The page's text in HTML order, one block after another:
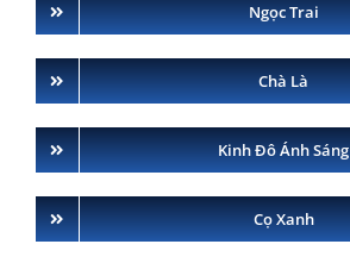
Ngọc Trai
Chà Là
Kinh Đô Ánh Sáng
Cọ Xanh